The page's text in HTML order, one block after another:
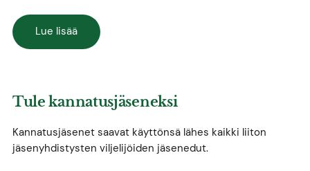
Lue lisää
Tule kannatusjäseneksi
Kannatusjäsenet saavat käyttönsä lähes kaikki liiton
jäsenyhdistysten viljelijöiden jäsenedut.